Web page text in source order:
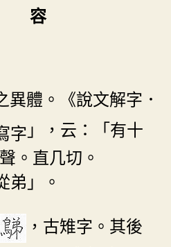
容
異體。《說文解字．
」，云：「有十
。直几切。
弟」。
，古雉字。其後